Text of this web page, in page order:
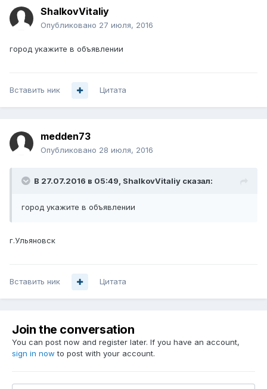
ShalkovVitaliy
Опубликовано 27 июля, 2016
город укажите в объявлении
Вставить ник Цитата
medden73
Опубликовано 28 июля, 2016
В 27.07.2016 в 05:49, ShalkovVitaliy сказал:
город укажите в объявлении
г.Ульяновск
Вставить ник Цитата
Join the conversation
You can post now and register later. If you have an account,
sign in now to post with your account.